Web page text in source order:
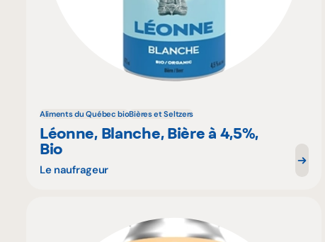
Aliments du Québec bioBières et Seltzers
Léonne, Blanche, Bière à 4,5%,
Bio
Le naufrageur